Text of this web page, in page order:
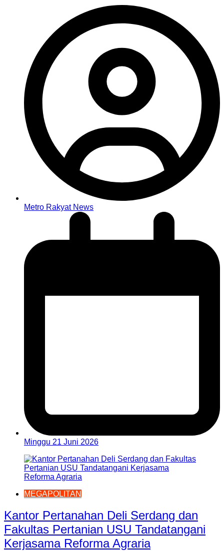
Metro Rakyat News
Minggu 21 Juni 2026
MEGAPOLITAN
Kantor Pertanahan Deli Serdang dan
Fakultas Pertanian USU Tandatangani
Kerjasama Reforma Agraria